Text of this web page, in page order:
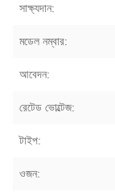
সাক্ষ্যদান:
মডেল নম্বার:
আবেদন:
রেটেড ভোল্টেজ:
টাইপ:
ওজন: